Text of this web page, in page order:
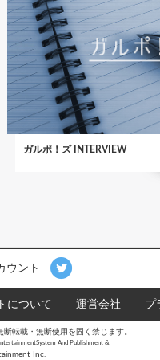
ガルポ！ズ INTERVIEW
ウント
について 運営会社 プ
転載・無断使用を固く禁じます。
And Publishment &
Inc.